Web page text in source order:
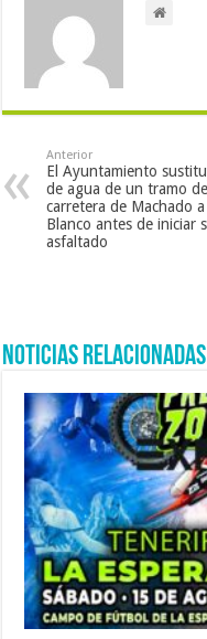
Anterior
El Ayuntamiento
de agua de un tramo
carretera de Machado
Blanco antes de iniciar
asfaltado
Noticias Relacionadas